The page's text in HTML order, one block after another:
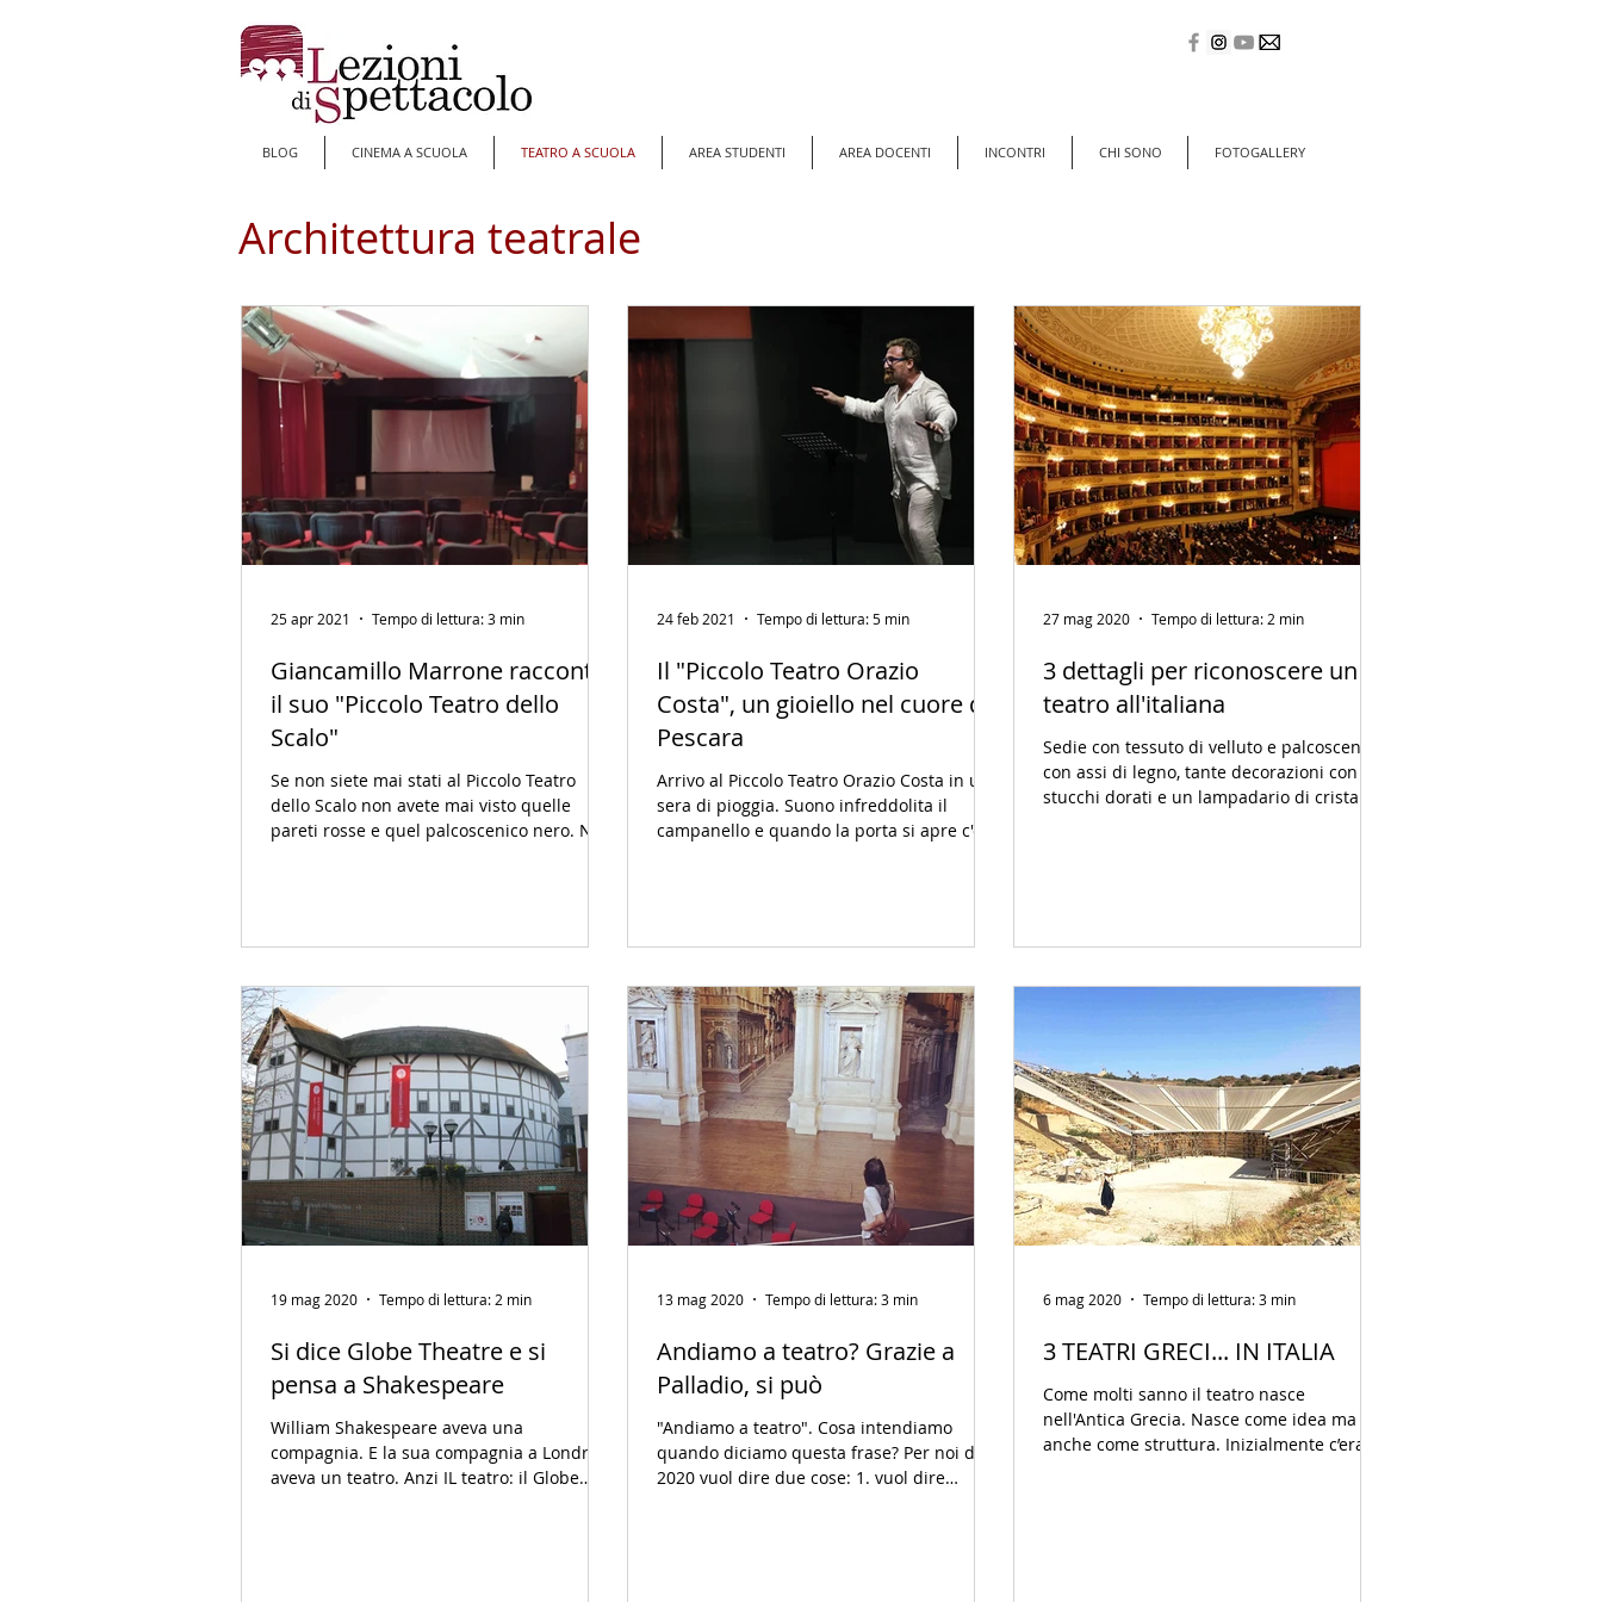
BLOG CINEMA A SCUOLA TEATRO A SCUOLA AREA STUDENTI AREA DOCENTI INCONTRI CHI SONO FOTOGALLERY
Architettura teatrale
Giancamillo Marrone racconta
il suo "Piccolo Teatro dello
Scalo"
Se non siete mai stati al Piccolo Teatro
dello Scalo non avete mai visto quelle
pareti rosse e quel palcoscenico nero. Non
25 apr 2021 Tempo di lettura: 3 min
Il "Piccolo Teatro Orazio
Costa", un gioiello nel cuore di
Pescara
Arrivo al Piccolo Teatro Orazio Costa in una
sera di pioggia. Suono infreddolita il
campanello e quando la porta si apre c'è
24 feb 2021 Tempo di lettura: 5 min
3 dettagli per riconoscere un
teatro all'italiana
Sedie con tessuto di velluto e palcoscenici
con assi di legno, tante decorazioni con
stucchi dorati e un lampadario di cristalli.
27 mag 2020 Tempo di lettura: 2 min
Si dice Globe Theatre e si
pensa a Shakespeare
William Shakespeare aveva una
compagnia. E la sua compagnia a Londra
aveva un teatro. Anzi IL teatro: il Globe
19 mag 2020 Tempo di lettura: 2 min
Andiamo a teatro? Grazie a
Palladio, si può
"Andiamo a teatro". Cosa intendiamo
quando diciamo questa frase? Per noi del
2020 vuol dire due cose: 1. vuol dire
13 mag 2020 Tempo di lettura: 3 min
3 TEATRI GRECI... IN ITALIA
Come molti sanno il teatro nasce
nell'Antica Grecia. Nasce come idea ma
anche come struttura. Inizialmente c’era
6 mag 2020 Tempo di lettura: 3 min